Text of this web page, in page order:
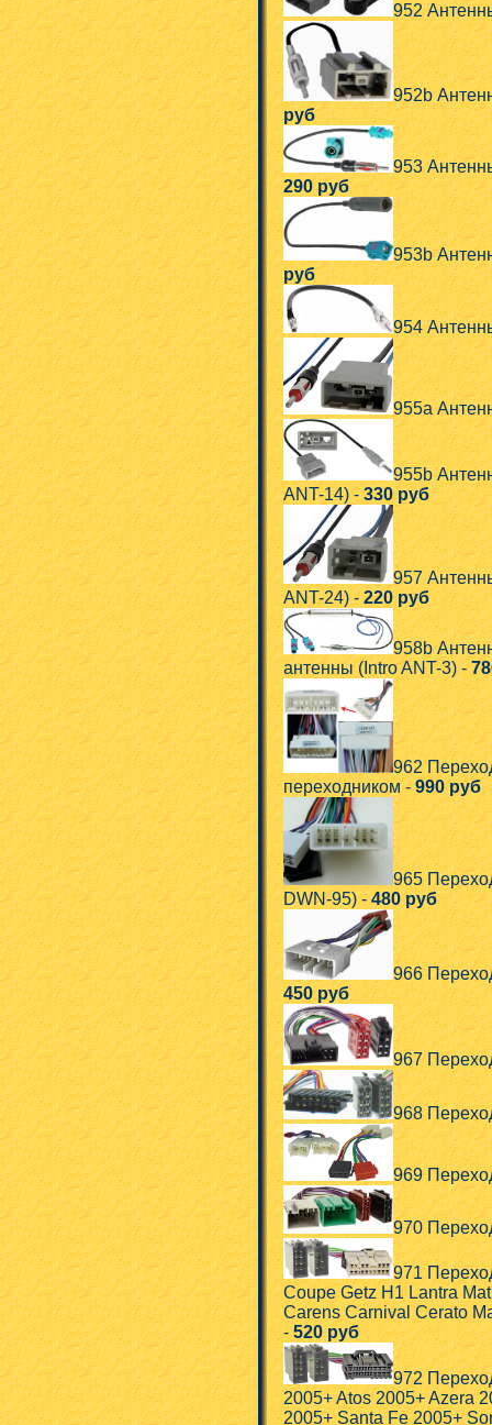
952
952b
руб
953
290 руб
953b
руб
954
955a
955b
ANT-14) -330 руб
957
ANT-24) - 220 руб
958b
антенны (Intro ANT-3) -
962
переходником -990 руб
965
DWN-95) -480 руб
966
450 руб
967
968
969
970
971
Coupe Getz H1 Lantra
Carens Carnival Cerato
- 520 руб
972
2005+ Atos 2005+ Azera
2005+ Santa Fe 2005+